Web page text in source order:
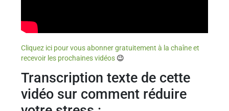
Cliquez ici pour vous abonner gratuitement à la chaîne et
recevoir les prochaines vidéos😉
Transcription texte de cette
vidéo sur comment réduire